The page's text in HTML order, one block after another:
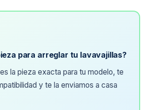
para arreglar tu lavavajillas?
la pieza exacta para tu modelo, te
y te la enviamos a casa